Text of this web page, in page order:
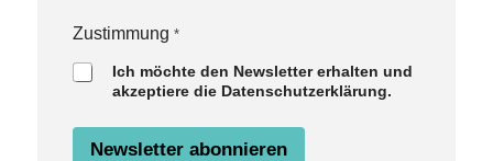
E
N
Zustimmung *
Ich möchte den Newsletter erhalten und
akzeptiere die Datenschutzerklärung.
Newsletter abonnieren